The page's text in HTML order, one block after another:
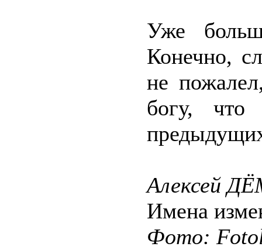
Уже
Конечно,
не
богу,
Алексей
Имена
Фото: